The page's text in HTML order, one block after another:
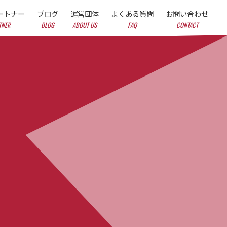
トナー ブログ
BLOG
運営団体
ABOUT US
よくある質問
FAQ
お問い合わせ
CONTACT